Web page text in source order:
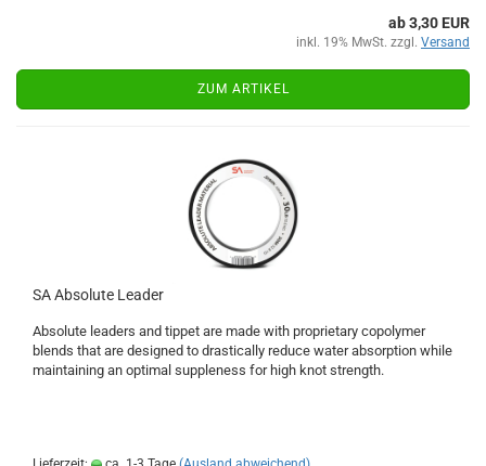
ab 3,30 EUR
inkl. 19% MwSt. zzgl. Versand
ZUM ARTIKEL
SA Absolute Leader
Absolute leaders and tippet are made with proprietary copolymer
blends that are designed to drastically reduce water absorption while
maintaining an optimal suppleness for high knot strength.